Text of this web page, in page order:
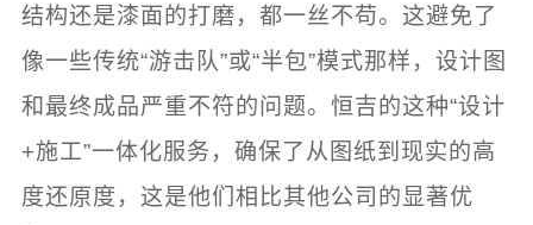
结构还是漆面的打磨，都一丝不苟。这避免了
像一些传统“游击队”或“半包”模式那样，设计图
和最终成品严重不符的问题。恒吉的这种“设计
+施工”一体化服务，确保了从图纸到现实的高
度还原度，这是他们相比其他公司的显著优